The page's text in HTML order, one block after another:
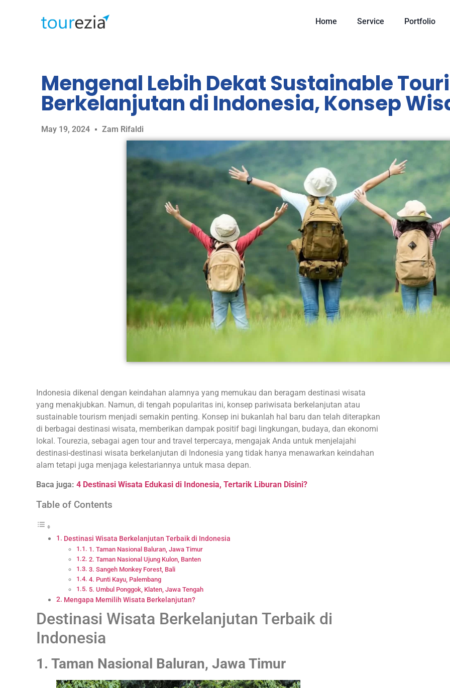
Home Service Portfolio
Mengenal Lebih Dekat Sustainable
Berkelanjutan di Indonesia, Konsep
May 19, 2024 Zam Rifaldi
Indonesia dikenal dengan keindahan alamnya yang memukau dan beragam destinasi wisata
yang menakjubkan. Namun, di tengah popularitas ini, konsep pariwisata berkelanjutan atau
sustainable tourism menjadi semakin penting. Konsep ini bukanlah hal baru dan telah diterapkan
di berbagai destinasi wisata, memberikan dampak positif bagi lingkungan, budaya, dan ekonomi
lokal. Tourezia, sebagai agen tour and travel terpercaya, mengajak Anda untuk menjelajahi
destinasi-destinasi wisata berkelanjutan di Indonesia yang tidak hanya menawarkan keindahan
alam tetapi juga menjaga kelestariannya untuk masa depan.
Baca juga: 4 Destinasi Wisata Edukasi di Indonesia, Tertarik Liburan Disini?
Table of Contents
Destinasi Wisata Berkelanjutan Terbaik di Indonesia
1. Taman Nasional Baluran, Jawa Timur
2. Taman Nasional Ujung Kulon, Banten
3. Sangeh Monkey Forest, Bali
4. Punti Kayu, Palembang
5. Umbul Ponggok, Klaten, Jawa Tengah
Mengapa Memilih Wisata Berkelanjutan?
Destinasi Wisata Berkelanjutan Terbaik di
Indonesia
1. Taman Nasional Baluran, Jawa Timur